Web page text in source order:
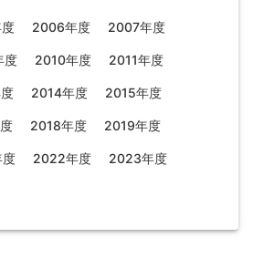
2006年度 2007年度
度 2010年度 2011年度
2014年度 2015年度
2018年度 2019年度
2022年度 2023年度